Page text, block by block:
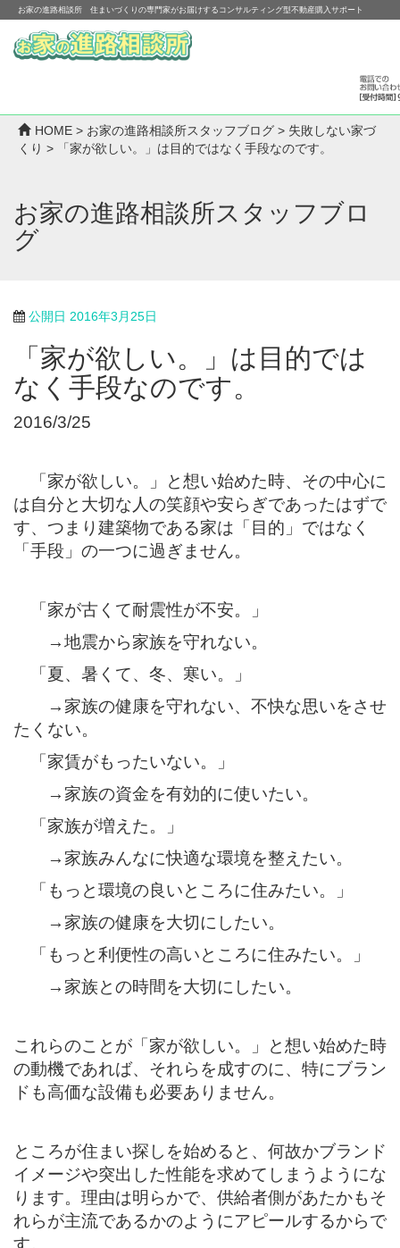
お家の進路相談所 住まいづくりの専門家がお届けするコンサルティング型不動産購入サポート
HOME > お家の進路相談所スタッフブログ > 失敗しない家づ
くり > 「家が欲しい。」は目的ではなく手段なのです。
お家の進路相談所スタッフブロ
グ
公開日 2016年3月25日
「家が欲しい。」は目的では
なく手段なのです。
2016/3/25
「家が欲しい。」と想い始めた時、その中心に
は自分と大切な人の笑顔や安らぎであったはずで
す、つまり建築物である家は「目的」ではなく
「手段」の一つに過ぎません。
「家が古くて耐震性が不安。」
→地震から家族を守れない。
「夏、暑くて、冬、寒い。」
→家族の健康を守れない、不快な思いをさせ
たくない。
「家賃がもったいない。」
→家族の資金を有効的に使いたい。
「家族が増えた。」
→家族みんなに快適な環境を整えたい。
「もっと環境の良いところに住みたい。」
→家族の健康を大切にしたい。
「もっと利便性の高いところに住みたい。」
→家族との時間を大切にしたい。
これらのことが「家が欲しい。」と想い始めた時
の動機であれば、それらを成すのに、特にブラン
ドも高価な設備も必要ありません。
ところが住まい探しを始めると、何故かブランド
イメージや突出した性能を求めてしまうようにな
ります。理由は明らかで、供給者側があたかもそ
れらが主流であるかのようにアピールするからで
す。